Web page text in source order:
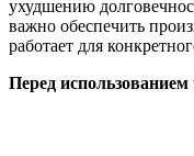
ухудшению
важно обеспечить
работает для
Перед